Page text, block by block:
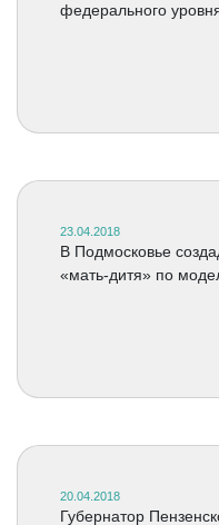
федерального
23.04.2018
В Подмосковье
«мать-дитя» по
20.04.2018
Губернатор